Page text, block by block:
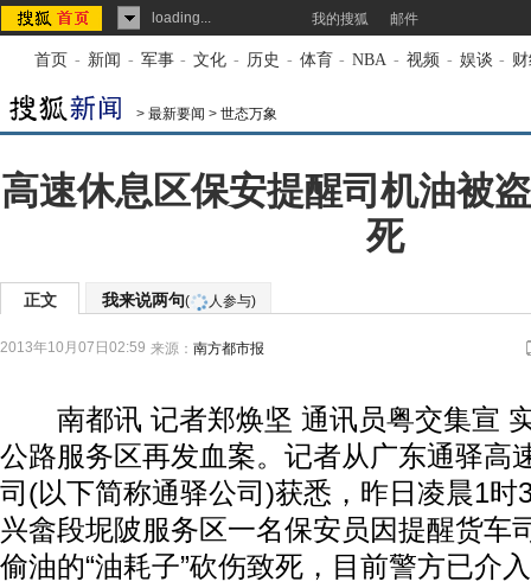
loading... 我的搜狐 邮件
首页 - 新闻 - 军事 - 文化 - 历史 - 体育 - NBA - 视频 - 娱谈 -
> 最新要闻 > 世态万象
高速休息区保安提醒司机油被
死
正文 我来说两句( 人参与)
2013年10月07日02:59 来源： 南方都市报
南都讯 记者郑焕坚 通讯员粤交集宣
公路服务区再发血案。记者从广东通驿高
司(以下简称通驿公司)获悉，昨日凌晨1时
兴畲段坭陂服务区一名保安员因提醒货车
偷油的“油耗子”砍伤致死，目前警方已介